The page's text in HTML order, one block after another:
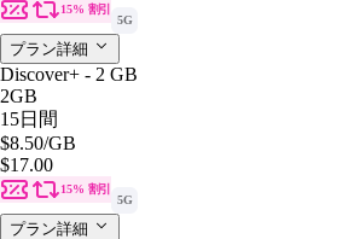
15% 割引
5G
プラン詳細
Discover+ - 2 GB
2GB
15日間
$8.50/GB
$17.00
15% 割引
5G
プラン詳細